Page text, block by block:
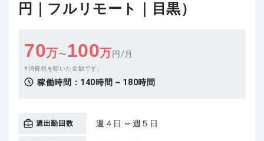
円｜フルリモート｜目黒）
70万〜 100万円/月
消費税を除いた金額です。
稼働時間： 140時間 ~ 180時間
週出勤回数 週４日 ~ 週５日